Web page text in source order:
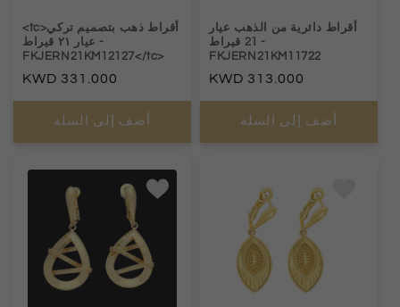
<tc>أقراط ذهب بتصميم تركي
عيار ٢١ قيراط -
FKJERN21KM12127</tc>
السعر
العادي
331.000
أضف إلى السلة
أقراط دائرية من الذهب عيار
21 قيراط -
FKJERN21KM11722
السعر
العادي
313.000
أضف إلى السلة